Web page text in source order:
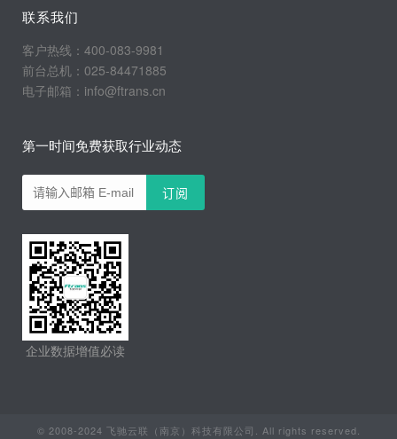
联系我们
客户热线：400-083-9981
前台总机：025-84471885
电子邮箱：info@ftrans.cn
第一时间免费获取行业动态
企业数据增值必读
© 2008-2024 飞驰云联（南京）科技有限公司. All rights reserved.